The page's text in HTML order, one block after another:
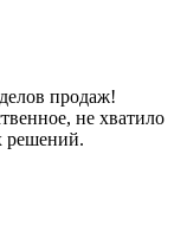
продаж!
не хватило
решений.